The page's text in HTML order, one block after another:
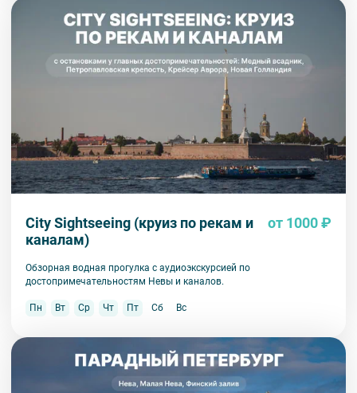
City Sightseeing (круиз по рекам и
каналам)
от 1000 ₽
Обзорная водная прогулка с аудиоэкскурсией по
достопримечательностям Невы и каналов.
Пн Вт Ср Чт Пт Сб Вс